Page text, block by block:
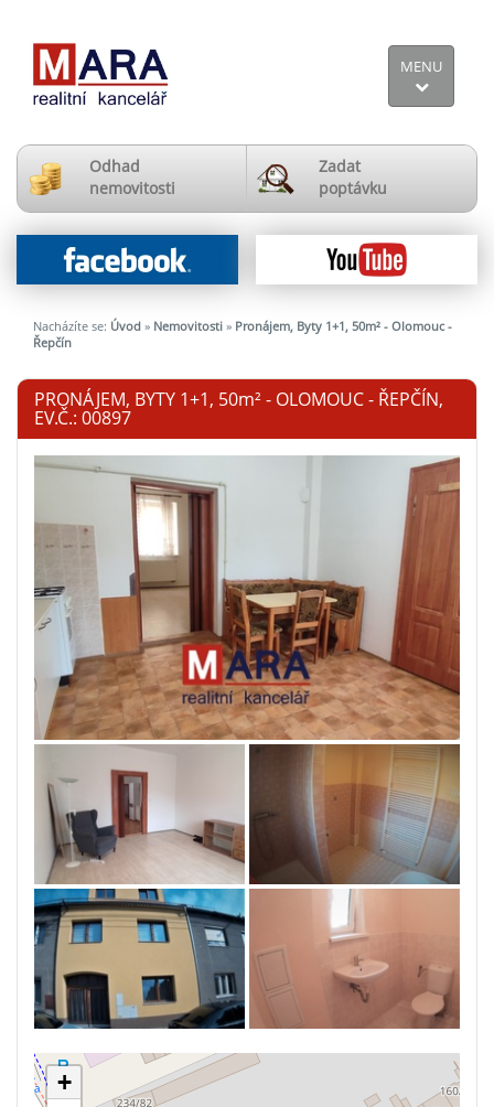
MENU
Odhad
nemovitosti
Zadat
poptávku
Nacházíte se: Úvod » Nemovitosti » Pronájem, Byty 1+1, 50m² - Olomouc -
Řepčín
PRONÁJEM, BYTY 1+1, 50m²- OLOMOUC - ŘEPČÍN,
EV.Č.: 00897
+